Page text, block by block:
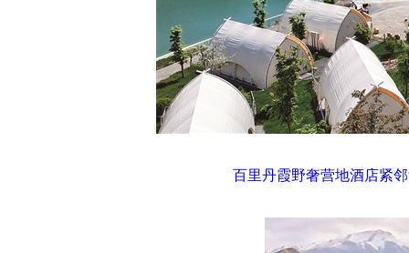
百里丹霞野奢营地酒店紧邻